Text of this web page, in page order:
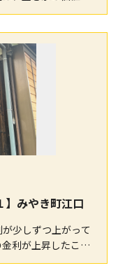
めに必要なサー…
】みやき町江口
少しずつ上がって
利が上昇したこと
だ極端に上昇し…